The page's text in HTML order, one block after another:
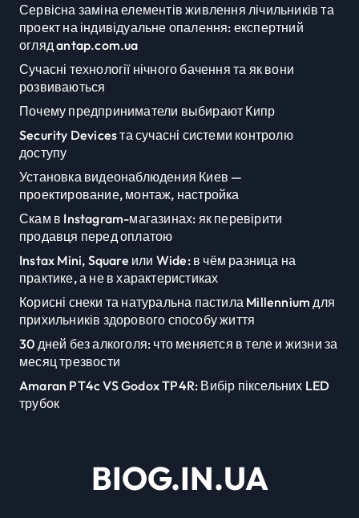
Сервісна заміна елементів живлення лічильників та
проект на індивідуальне опалення: експертний
огляд antap.com.ua
Сучасні технології нічного бачення та як вони
розвиваються
Почему предприниматели выбирают Кипр
Security Devices та сучасні системи контролю
доступу
Установка видеонаблюдения Киев —
проектирование, монтаж, настройка
Скам в Instagram-магазинах: як перевірити
продавця перед оплатою
Instax Mini, Square или Wide: в чём разница на
практике, а не в характеристиках
Корисні снеки та натуральна пастила Millennium для
прихильників здорового способу життя
30 дней без алкоголя: что меняется в теле и жизни за
месяц трезвости
Amaran PT4c VS Godox TP4R: Вибір піксельних LED
трубок
BIOG.IN.UA